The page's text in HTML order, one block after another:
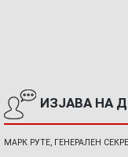
ИЗЈАВА НА
МАРК РУТЕ, ГЕНЕРАЛЕН